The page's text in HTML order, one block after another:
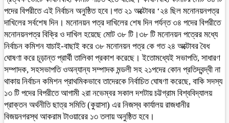
পদের বিপরীতে এই নির্বাচন অনুষ্ঠিত হবে।গত ২১ অক্টোবর ‘২৪ ছিল মনোনয়নপত্র
দাখিলের সর্বশেষ দিন। মনোনয়ন পত্র দাখিলের শেষ দিন পর্যন্ত ৩৪ পদের বিপরীতে
মনোনয়নপত্র বিক্রি ও দাখিল হয়েছে মোট ৩৮ টি।৩৮ টি মনোনয়ন পত্রের মধ্যে
নির্বাচন কমিশন যাচাই-বাছাই করে ৩৮ মনোনয়ন পত্র কে গত ২৪ অক্টোবর বৈধ
ঘোষণা করে চূড়ান্ত প্রার্থী তালিকা প্রকাশ করেছে। ইতোমধ্যেই সভাপতি, সাধারণ
সম্পাদক, সহসভাপতি ওঅন্যান্য সম্পাদক মন্ডলী সহ ২১পদের কোন প্রতিদ্বন্দ্বী না
থাকায় নির্বাচন কমিশন প্রাথমিকভাবে তাদেরকে নির্বাচিত ঘোষণা করেছে, বাকি সদস্য
১৩ টি পদের বিপরীতে আগামী ২রা নভেম্বর সকাল দশটায় চট্টগ্রাম বিশ্ববিদ্যালয়
প্রাক্তন অর্থনীতি ছাত্র সমিতি (কুয়াসা) এর নিজস্ব কার্যালয় রাজধানীর
বিজয়নগরস্থ আকরাম টাওয়ারের ১৩ তলায় অনুষ্ঠিত হবে।